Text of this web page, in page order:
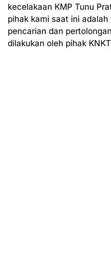
kecelakaan KMP Tunu
pihak kami saat ini
pencarian dan
dilakukan oleh pihak